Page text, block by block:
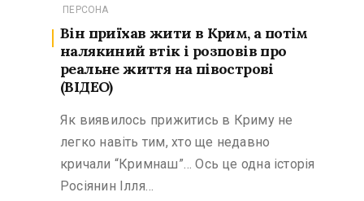
ПЕРСОНА
Він приїхав жити в Крим, а потім
налякиний втік і розповів про
реальне життя на півострові
(ВІДЕО)
Як виявилось прижитись в Криму не
легко навіть тим, хто ще недавно
кричали “Кримнаш”… Ось це одна історія
Росіянин Ілля…